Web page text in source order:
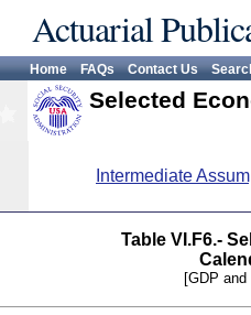
Actuarial
Home FAQs Contact Us
Selected
Intermediate
Table VI.F6.-
[GDP